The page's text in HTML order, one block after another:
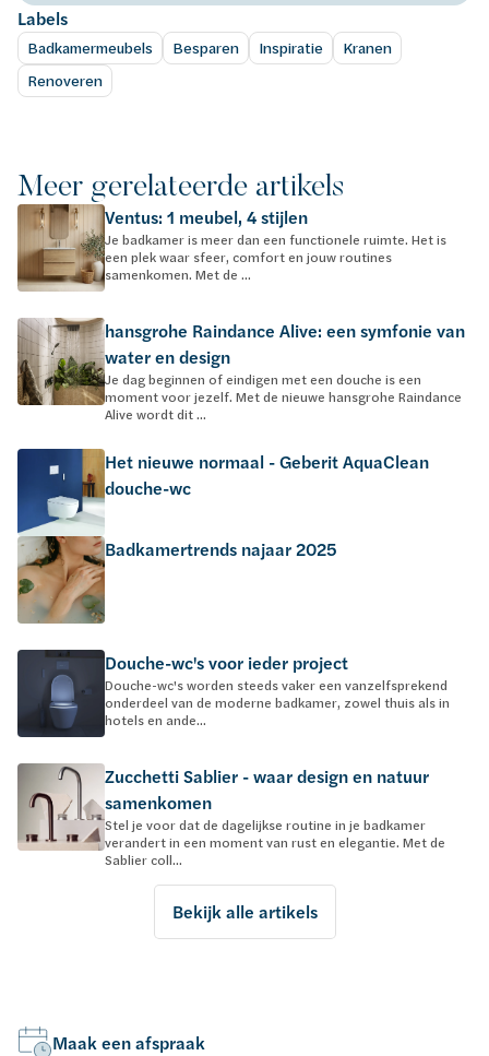
Labels
Badkamermeubels Besparen Inspiratie
Kranen
Renoveren
Meer gerelateerde artikels
Ventus: 1 meubel, 4 stijlen
Je badkamer is meer dan een functionele ruimte. Het is
een plek waar sfeer, comfort en jouw routines
samenkomen. Met de ...
hansgrohe Raindance Alive: een symfonie van
water en design
Je dag beginnen of eindigen met een douche is een
moment voor jezelf. Met de nieuwe hansgrohe Raindance
Alive wordt dit ...
Het nieuwe normaal - Geberit AquaClean
douche-wc
Badkamertrends najaar 2025
Douche-wc's voor ieder project
Douche-wc's worden steeds vaker een vanzelfsprekend
onderdeel van de moderne badkamer, zowel thuis als in
hotels en ande...
Zucchetti Sablier - waar design en natuur
samenkomen
Stel je voor dat de dagelijkse routine in je badkamer
verandert in een moment van rust en elegantie. Met de
Sablier coll...
Bekijk alle artikels
Maak een afspraak